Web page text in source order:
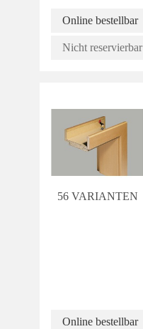
Online bestellbar
Nicht reservierbar
56 VARIANTEN
Online bestellbar